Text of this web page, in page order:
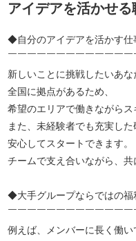
アイデアを活かせる
◆自分のアイデアを活かす仕
￣￣￣￣￣￣￣￣￣￣￣￣
新しいことに挑戦したいあな
全国に拠点があるため、
希望のエリアで働きながらス
また、未経験者でも充実した
安心してスタートできます。
チームで支え合いながら、共
◆大手グループならではの福
￣￣￣￣￣￣￣￣￣￣￣￣￣
例えば、メンバーに長く働い